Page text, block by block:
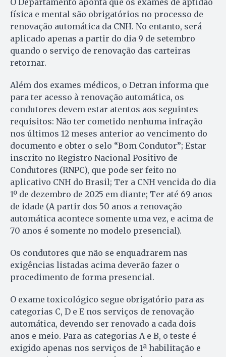
física e mental são obrigatórios no processo de
renovação automática da CNH. No entanto, será
aplicado apenas a partir do dia 9 de setembro
quando o serviço de renovação das carteiras
retornar.
Além dos exames médicos, o Detran informa que
para ter acesso à renovação automática, os
condutores devem estar atentos aos seguintes
requisitos: Não ter cometido nenhuma infração
nos últimos 12 meses anterior ao vencimento do
documento e obter o selo “Bom Condutor”; Estar
inscrito no Registro Nacional Positivo de
Condutores (RNPC), que pode ser feito no
aplicativo CNH do Brasil; Ter a CNH vencida do dia
1º de dezembro de 2025 em diante; Ter até 69 anos
de idade (A partir dos 50 anos a renovação
automática acontece somente uma vez, e acima de
70 anos é somente no modelo presencial).
Os condutores que não se enquadrarem nas
exigências listadas acima deverão fazer o
procedimento de forma presencial.
O exame toxicológico segue obrigatório para as
categorias C, D e E nos serviços de renovação
automática, devendo ser renovado a cada dois
anos e meio. Para as categorias A e B, o teste é
exigido apenas nos serviços de 1ª habilitação e